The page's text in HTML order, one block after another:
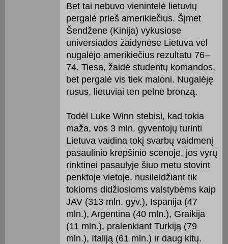
Bet tai nebuvo vienintelė lietuvių
pergalė prieš amerikiečius. Šįmet
Šendžene (Kinija) vykusiose
universiados žaidynėse Lietuva vėl
nugalėjo amerikiečius rezultatu 76–
74. Tiesa, žaidė studentų komandos,
bet pergalė vis tiek maloni. Nugalėję
rusus, lietuviai ten pelnė bronzą.
Todėl Luke Winn stebisi, kad tokia
maža, vos 3 mln. gyventojų turinti
Lietuva vaidina tokį svarbų vaidmenį
pasaulinio krepšinio scenoje, jos vyrų
rinktinei pasaulyje šiuo metu stovint
penktoje vietoje, nusileidžiant tik
tokioms didžiosioms valstybėms kaip
JAV (313 mln. gyv.), Ispanija (47
mln.), Argentina (40 mln.), Graikija
(11 mln.), pralenkiant Turkiją (79
mln.), Italiją (61 mln.) ir daug kitų.